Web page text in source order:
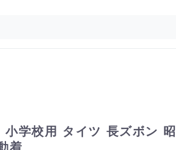
学校用 タイツ 長ズボン 昭
着